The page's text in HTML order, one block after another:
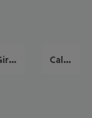
Girona Calella